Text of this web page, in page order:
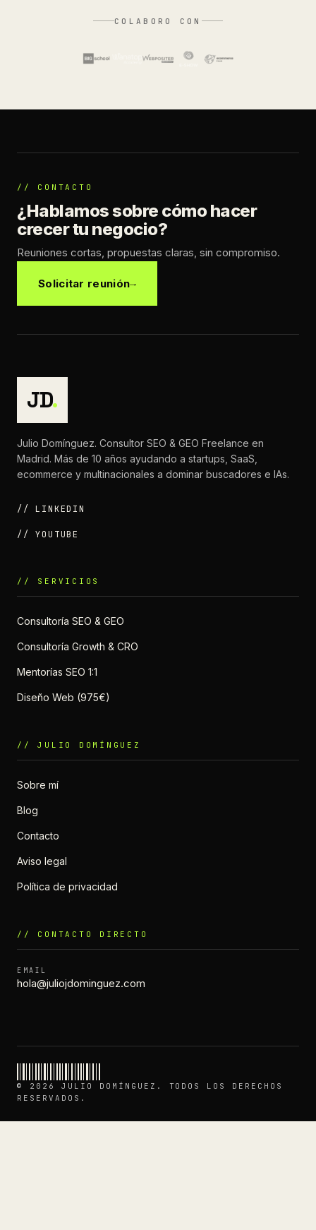
COLABORO CON
// CONTACTO
¿Hablamos sobre cómo hacer
crecer tu negocio?
Reuniones cortas, propuestas claras, sin compromiso.
Solicitar reunión
JD.
Julio Domínguez. Consultor SEO & GEO Freelance en
Madrid. Más de 10 años ayudando a startups, SaaS,
ecommerce y multinacionales a dominar buscadores e IAs.
// LINKEDIN
// YOUTUBE
// SERVICIOS
Consultoría SEO & GEO
Consultoría Growth & CRO
Mentorías SEO 1:1
Diseño Web (975€)
// JULIO DOMÍNGUEZ
Sobre mí
Blog
Contacto
Aviso legal
Política de privacidad
// CONTACTO DIRECTO
EMAIL
hola@juliojdominguez.com
© 2026 JULIO DOMÍNGUEZ. TODOS LOS DERECHOS
RESERVADOS.